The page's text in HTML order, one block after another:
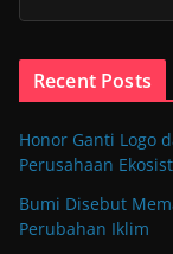
Recent Posts
Honor Ganti Logo
Perusahaan
Bumi Disebut
Perubahan Iklim